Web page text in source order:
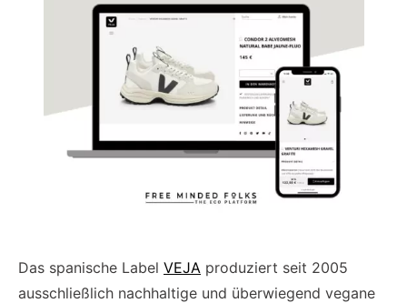
Das spanische Label VEJA produziert seit 2005
ausschließlich nachhaltige und überwiegend vegane